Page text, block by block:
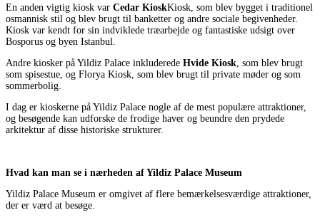
En anden vigtig kiosk var Cedar KioskKiosk, som blev bygget i traditionel
osmannisk stil og blev brugt til banketter og andre sociale begivenheder.
Kiosk var kendt for sin indviklede træarbejde og fantastiske udsigt over
Bosporus og byen Istanbul.
Andre kiosker på Yildiz Palace inkluderede Hvide Kiosk , som blev brugt
som spisestue, og Florya Kiosk, som blev brugt til private møder og som
sommerbolig.
I dag er kioskerne på Yildiz Palace nogle af de mest populære attraktioner,
og besøgende kan udforske de frodige haver og beundre den prydede
arkitektur af disse historiske strukturer.
Hvad kan man se i nærheden af Yildiz Palace Museum
Yildiz Palace Museum er omgivet af flere bemærkelsesværdige attraktioner,
der er værd at besøge.